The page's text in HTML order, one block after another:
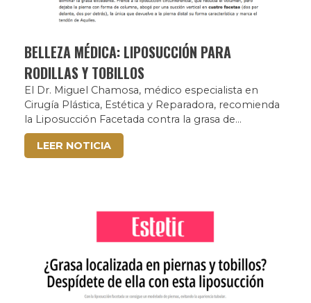
BELLEZA MÉDICA: LIPOSUCCIÓN PARA
RODILLAS Y TOBILLOS
El Dr. Miguel Chamosa, médico especialista en
Cirugía Plástica, Estética y Reparadora, recomienda
la Liposucción Facetada contra la grasa de...
LEER NOTICIA